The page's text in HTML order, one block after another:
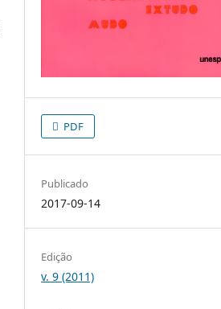
PDF
Publicado
2017-09-14
Edição
v. 9 (2011)